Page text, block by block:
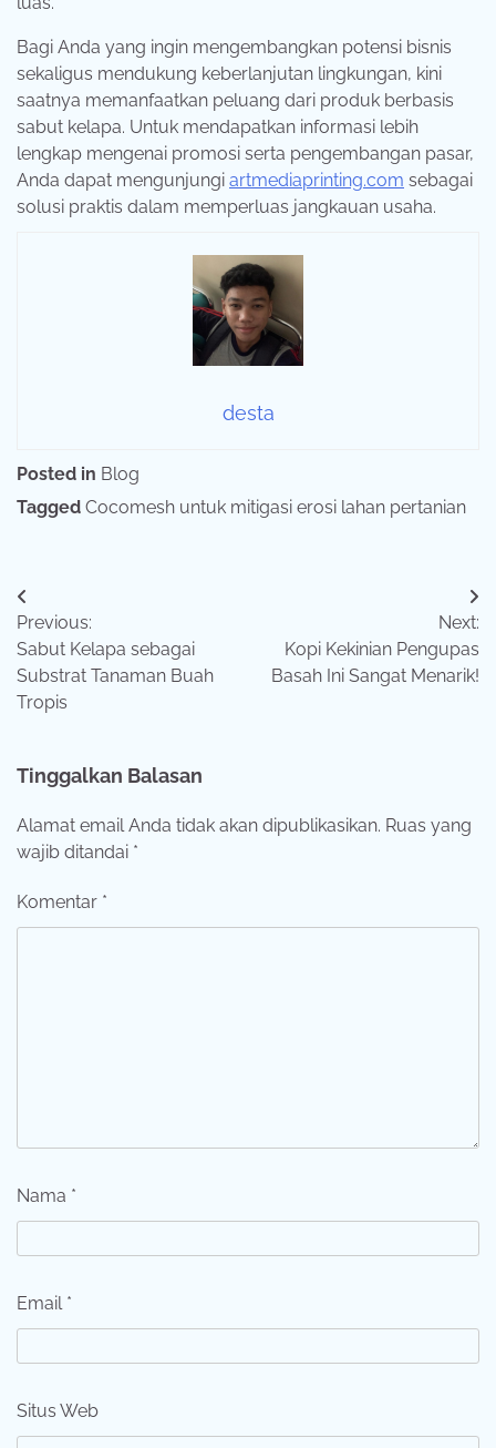
Bagi Anda yang ingin mengembangkan potensi bisnis
sekaligus mendukung keberlanjutan lingkungan, kini
saatnya memanfaatkan peluang dari produk berbasis
sabut kelapa. Untuk mendapatkan informasi lebih
lengkap mengenai promosi serta pengembangan pasar,
Anda dapat mengunjungi artmediaprinting.com sebagai
solusi praktis dalam memperluas jangkauan usaha.
desta
Posted in Blog
Tagged Cocomesh untuk mitigasi erosi lahan pertanian
Navigasi
pos
Previous:
Sabut Kelapa sebagai
Substrat Tanaman Buah
Tropis
Next:
Kopi Kekinian Pengupas
Basah Ini Sangat Menarik!
Tinggalkan Balasan
Alamat email Anda tidak akan dipublikasikan. Ruas yang
wajib ditandai *
Komentar *
Nama *
Email *
Situs Web